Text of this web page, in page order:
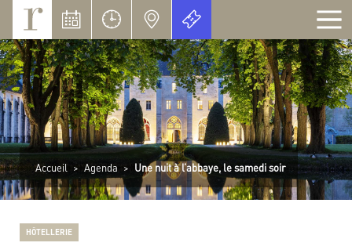
Accueil > Agenda > Une nuit à l’abbaye, le samedi soir
HÔTELLERIE
Panneau de gestion des cookies